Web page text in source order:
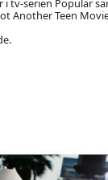
Another Teen